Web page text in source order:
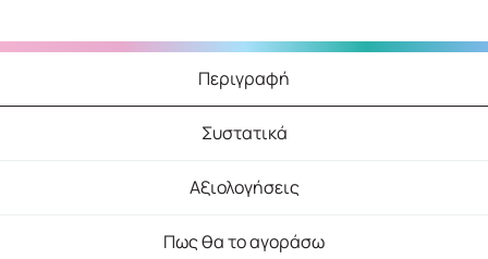
Περιγραφή
Συστατικά
Αξιολογήσεις
Πως θα το αγοράσω